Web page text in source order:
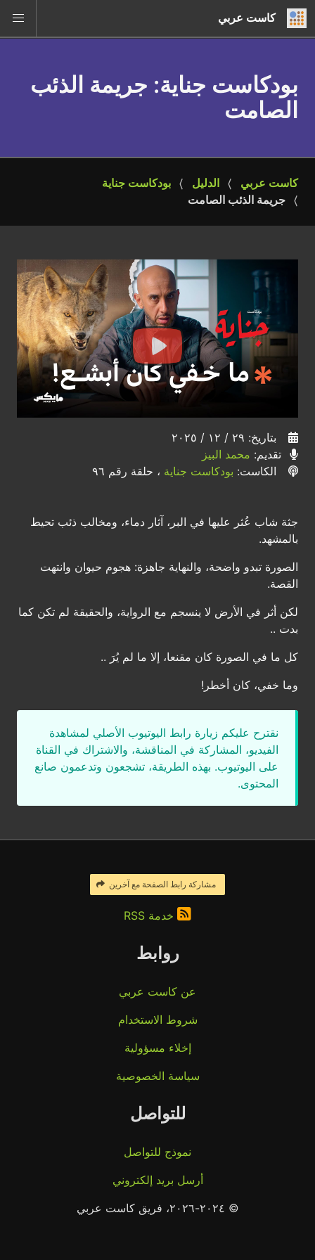
كاست عربي
بودكاست جناية: جريمة الذئب
الصامت
كاست عربي الدليل
بودكاست جناية
جريمة الذئب الصامت
بتاريخ: ٢٩ / ١٢ / ٢٠٢٥
تقديم: محمد البيز
الكاست: بودكاست جناية ، حلقة رقم ٩٦
جثة شاب عُثر عليها في البر، آثار دماء، ومخالب ذئب تحيط
بالمشهد.
الصورة تبدو واضحة، والنهاية جاهزة: هجوم حيوان وانتهت
القصة.
لكن أثر في الأرض لا ينسجم مع الرواية، والحقيقة لم تكن كما
بدت ..
كل ما في الصورة كان مقنعا، إلا ما لم يُرَ ..
وما خفي، كان أخطر!
نقترح عليكم زيارة رابط اليوتيوب الأصلي لمشاهدة
الفيديو، المشاركة في المناقشة، والاشتراك في القناة
على اليوتيوب. بهذه الطريقة، تشجعون وتدعمون صانع
المحتوى.
مشاركة رابط الصفحة مع آخرين
خدمة RSS
روابط
عن كاست عربي
شروط الاستخدام
إخلاء مسؤولية
سياسة الخصوصية
للتواصل
نموذج للتواصل
أرسل بريد إلكتروني
© ٢٠٢٤-٢٠٢٦، فريق كاست عربي